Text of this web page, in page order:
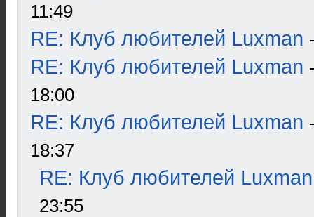
11:49
RE: Клуб любителей Luxman
RE: Клуб любителей Luxman
18:00
RE: Клуб любителей Luxman
18:37
RE: Клуб любителей Luxman
23:55